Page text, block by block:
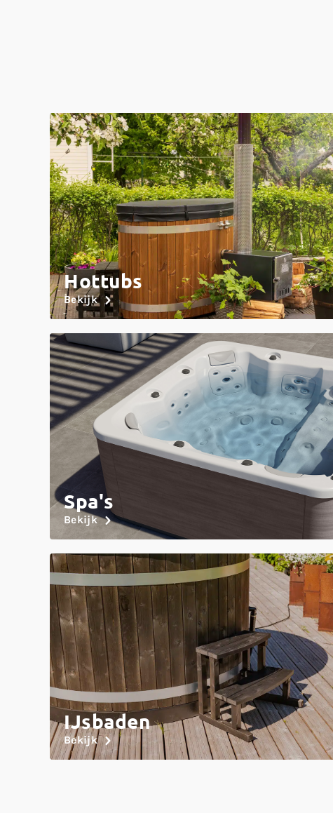
Hottubs
Bekijk
Spa's
Bekijk
IJsbaden
Bekijk